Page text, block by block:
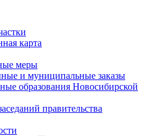
карта
меры
и муниципальные заказы
образования Новосибирской
правительства